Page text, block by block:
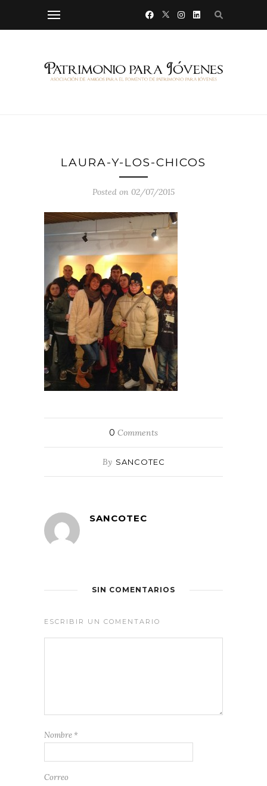
LAURA-Y-LOS-CHICOS
Posted on 02/07/2015
0 Comments
By SANCOTEC
SANCOTEC
SIN COMENTARIOS
ESCRIBIR UN COMENTARIO
Nombre *
Correo